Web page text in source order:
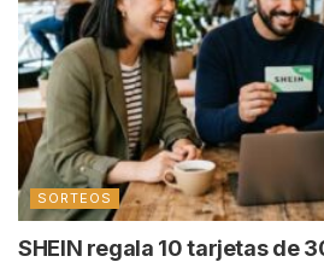
SORTEOS
SHEIN regala 10 tarjetas de